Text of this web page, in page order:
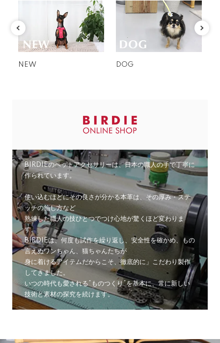
NEW DOG
BIRDIEのペットアクセサリーは、日本の職人の手で丁寧に
作られています。
使い込むほどにその良さが分かる本革は、その厚み・ステ
ッチの施し方など
熟練した職人の技ひとつでつけ心地が驚くほど変わりま
す。
BIRDIEは、何度も試作を繰り返し、安全性を確かめ、もの
言えぬワンちゃん、猫ちゃんたちが
身に着けるアイテムだからこそ、徹底的に」こだわり製作
してきました。
いつの時代も愛される”ものつくり”を基本に、常に新しい
技術と素材の探究を続けます。